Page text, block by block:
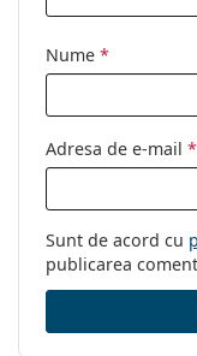
Nume *
Adresa de e-mail *
Sunt de acord cu
publicarea